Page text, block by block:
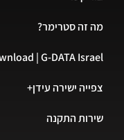
מה זה סטרימר?
| G-DATA Israel
צפייה ישירה עידן+
שירות התקנה